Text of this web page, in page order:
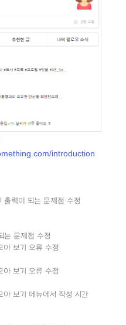
introduction
출력이 되는 문제점 수정
는 문제점 수정
아 보기 오류 수정
아 보기 오류 수정
아 보기 메뉴에서 작성 시간